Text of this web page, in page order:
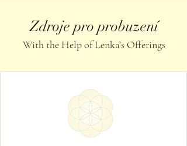
Zdroje pro probuzení
With the Help of Lenka’s Offerings